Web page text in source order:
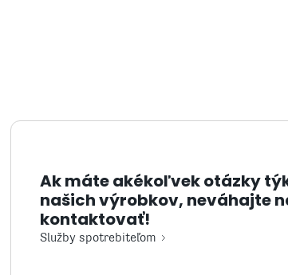
Ak máte akékoľvek otázky
našich výrobkov, neváhajte
kontaktovať!
Služby spotrebiteľom